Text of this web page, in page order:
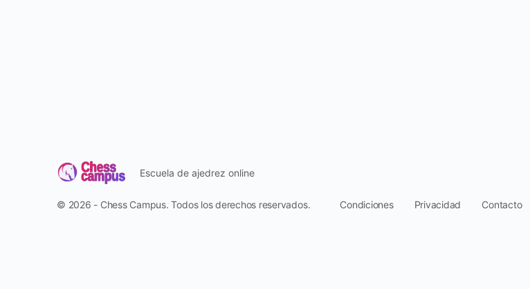
Escuela de ajedrez online
© 2026 - Chess Campus. Todos los derechos reservados. Condiciones Privacidad Contacto